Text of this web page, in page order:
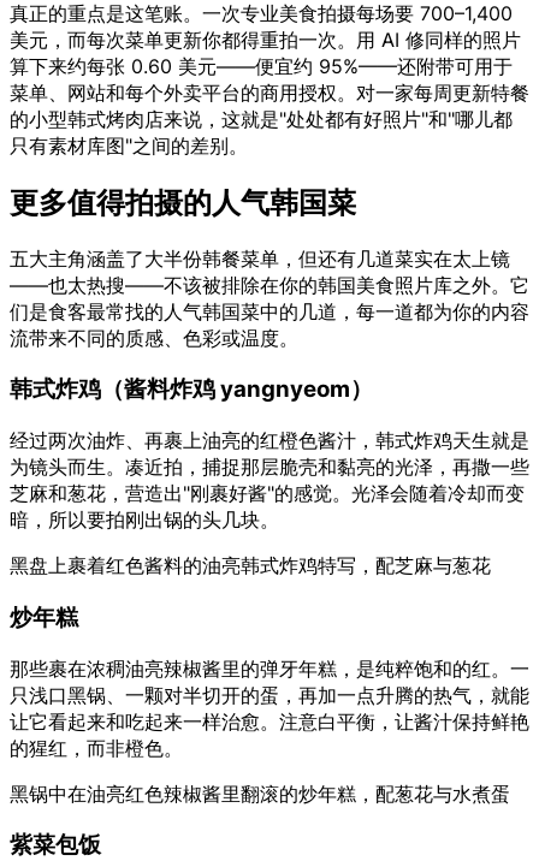
真正的重点是这笔账。一次专业美食拍摄每场要 700–1,400
美元，而每次菜单更新你都得重拍一次。用 AI 修同样的照片
算下来约每张 0.60 美元——便宜约 95%——还附带可用于
菜单、网站和每个外卖平台的商用授权。对一家每周更新特餐
的小型韩式烤肉店来说，这就是"处处都有好照片"和"哪儿都
只有素材库图"之间的差别。
更多值得拍摄的人气韩国菜
五大主角涵盖了大半份韩餐菜单，但还有几道菜实在太上镜
——也太热搜——不该被排除在你的韩国美食照片库之外。它
们是食客最常找的人气韩国菜中的几道，每一道都为你的内容
流带来不同的质感、色彩或温度。
韩式炸鸡（酱料炸鸡 yangnyeom）
经过两次油炸、再裹上油亮的红橙色酱汁，韩式炸鸡天生就是
为镜头而生。凑近拍，捕捉那层脆壳和黏亮的光泽，再撒一些
芝麻和葱花，营造出"刚裹好酱"的感觉。光泽会随着冷却而变
暗，所以要拍刚出锅的头几块。
黑盘上裹着红色酱料的油亮韩式炸鸡特写，配芝麻与葱花
炒年糕
那些裹在浓稠油亮辣椒酱里的弹牙年糕，是纯粹饱和的红。一
只浅口黑锅、一颗对半切开的蛋，再加一点升腾的热气，就能
让它看起来和吃起来一样治愈。注意白平衡，让酱汁保持鲜艳
的猩红，而非橙色。
黑锅中在油亮红色辣椒酱里翻滚的炒年糕，配葱花与水煮蛋
紫菜包饭